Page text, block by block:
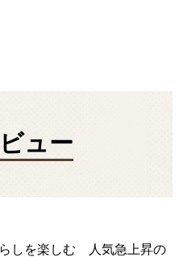
ュー
しを楽しむ 人気急上昇の